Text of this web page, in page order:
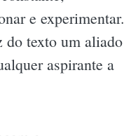
e experimentar.
do texto um aliado
aspirante a